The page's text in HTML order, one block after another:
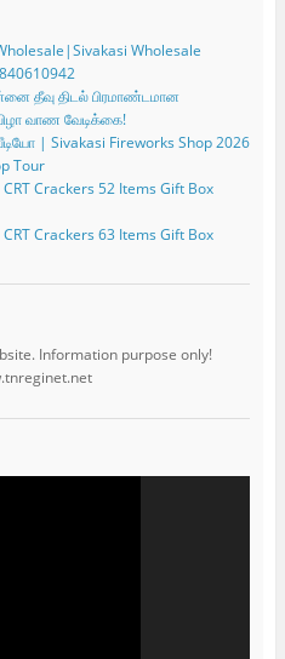
Wholesale
தீவு திடல் பிரமாண்டமான
வாண வேடிக்கை!
| Sivakasi Fireworks Shop 2026
Tour
Crackers 52 Items Gift Box
Crackers 63 Items Gift Box
Information purpose only!